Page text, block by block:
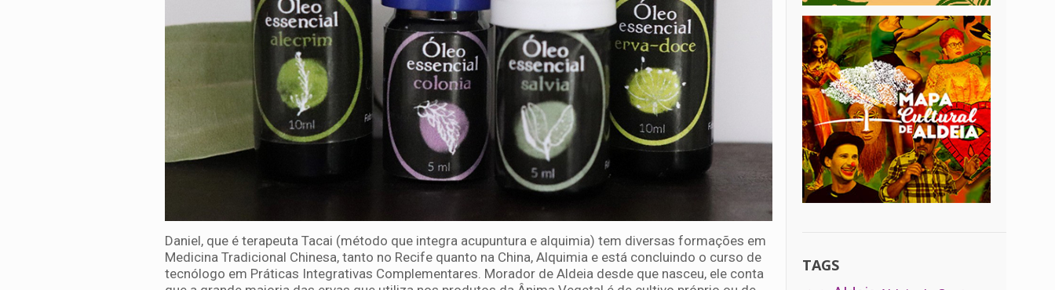
Daniel, que é terapeuta Tacai (método que integra acupuntura e alquimia) tem diversas formações em
Medicina Tradicional Chinesa, tanto no Recife quanto na China, Alquimia e está concluindo o curso de
tecnólogo em Práticas Integrativas Complementares. Morador de Aldeia desde que nasceu, ele conta
TAGS